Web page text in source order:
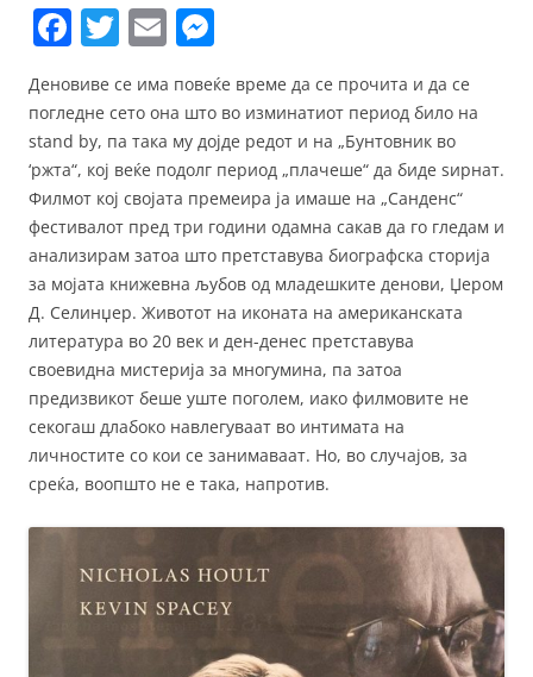
F
c
e
b
o
o
k
T
itt
er
E
ai
l
e
ss
e
n
g
er
Деновиве се има повеќе време да се прочита и да се
погледне сето она што во изминатиот период било на
stand by, па така му дојде редот и на „Бунтовник во
‘ржта“, кој веќе подолг период „плачеше“ да биде ѕирнат.
Филмот кој својата премеира ја имаше на „Санденс“
фестивалот пред три години одамна сакав да го гледам и
анализирам затоа што претставува биографска сторија
за мојата книжевна љубов од младешките денови, Џером
Д. Селинџер. Животот на иконата на американската
литература во 20 век и ден-денес претставува
своевидна мистерија за многумина, па затоа
предизвикот беше уште поголем, иако филмовите не
секогаш длабоко навлегуваат во интимата на
личностите со кои се занимаваат. Но, во случајов, за
среќа, воопшто не е така, напротив.